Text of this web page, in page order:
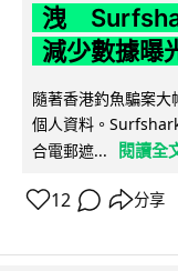
洩
減少數據曝
隨著香港釣魚騙案
個人資料。
合電郵遮...
閱讀全
12 分享